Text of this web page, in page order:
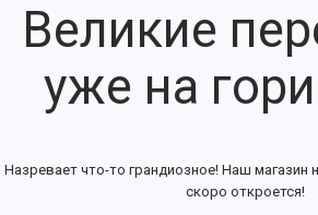
Великие
уже на
Назревает что-то грандиозное! Наш магазин
скоро откроется!